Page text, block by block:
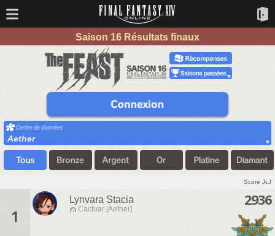
Saison 16 Résultats finaux
Aether
Score JcJ
1
Lynvara Stacia
Cactuar [Aether]
2936